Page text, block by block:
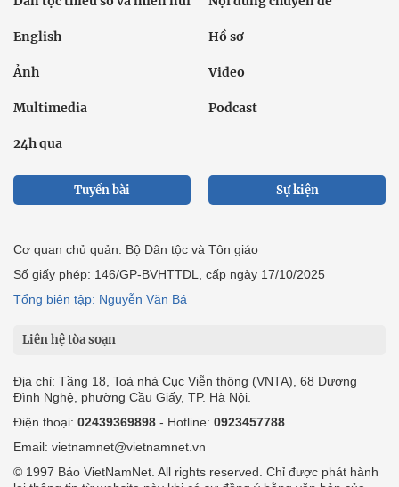
English Hồ sơ
Ảnh Video
Multimedia Podcast
24h qua
Tuyến bài Sự kiện
Cơ quan chủ quản: Bộ Dân tộc và Tôn giáo
Số giấy phép: 146/GP-BVHTTDL, cấp ngày 17/10/2025
Tổng biên tập: Nguyễn Văn Bá
Liên hệ tòa soạn
Địa chỉ: Tầng 18, Toà nhà Cục Viễn thông (VNTA), 68 Dương
Đình Nghệ, phường Cầu Giấy, TP. Hà Nội.
Điện thoại: 02439369898 - Hotline: 0923457788
Email: vietnamnet@vietnamnet.vn
© 1997 Báo VietNamNet. All rights reserved. Chỉ được phát hành